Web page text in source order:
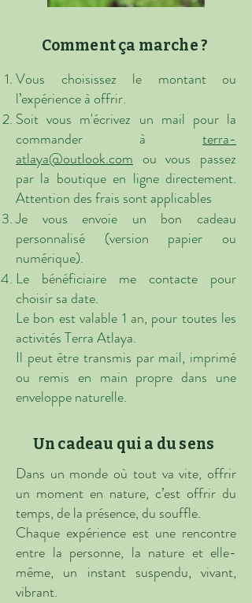
Comment ça marche ?
Vous choisissez le montant ou
l’expérience à offrir.
Soit vous m'écrivez un mail pour la
commander à terra-
atlaya@outlook.com ou vous passez
par la boutique en ligne directement.
Attention des frais sont applicables
Je vous envoie un bon cadeau
personnalisé (version papier ou
numérique).
Le bénéficiaire me contacte pour
choisir sa date.
Le bon est valable 1 an, pour toutes les
activités Terra Atlaya.
Il peut être transmis par mail, imprimé
ou remis en main propre dans une
enveloppe naturelle.
Un cadeau qui a du sens
Dans un monde où tout va vite, offrir
un moment en nature, c’est offrir du
temps, de la présence, du souffle.
Chaque expérience est une rencontre
entre la personne, la nature et elle-
même, un instant suspendu, vivant,
vibrant.